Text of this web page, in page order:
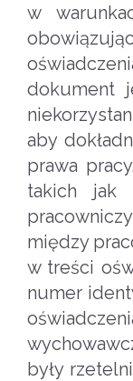
w
dokument
aby
prawa
takich jak
między
w treści
numer
były